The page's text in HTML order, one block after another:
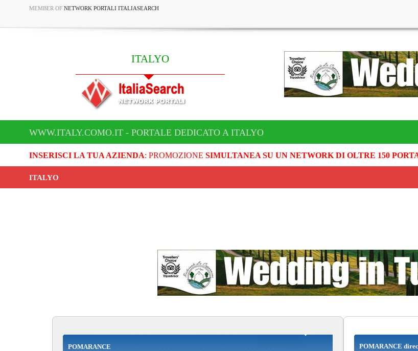
MEMBER OF NETWORK PORTALI ITALIASEARCH
ITALYO
WWW.ITALY.COMO.IT - PORTALE DEDICATO A ITALYO
INSERISCI LA TUA AZIENDA: PROMOZIONE SIMULTANEA SU UN NETWORK DI OLTRE 150
ITALYO
POMARANCE POMARANCE